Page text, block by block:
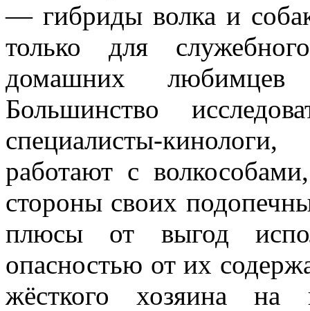
— гибриды волка и
только для
домашних любимцев
Большинство
специалисты-
работают с
стороны своих
плюсы от выгод
опасностью от их
жёсткого хозяина на